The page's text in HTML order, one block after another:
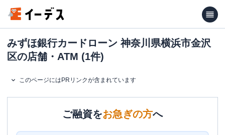
みずほ銀行カードローン 神奈川県横浜市金沢
区の店舗・ATM (1件)
このページにはPRリンクが含まれています
ご融資をお急ぎの方へ